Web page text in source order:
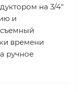
на 3/4"
и
времени
ручное